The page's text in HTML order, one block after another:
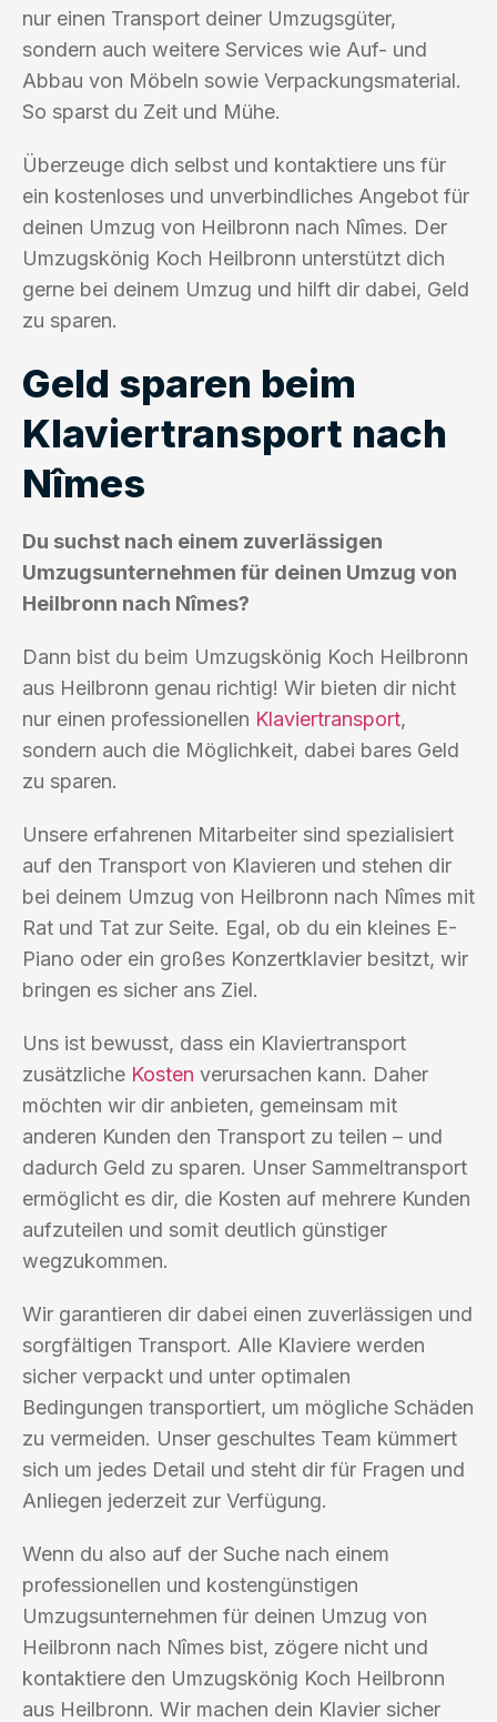
nur einen Transport deiner Umzugsgüter,
sondern auch weitere Services wie Auf- und
Abbau von Möbeln sowie Verpackungsmaterial.
So sparst du Zeit und Mühe.
Überzeuge dich selbst und kontaktiere uns für
ein kostenloses und unverbindliches Angebot für
deinen Umzug von Heilbronn nach Nîmes. Der
Umzugskönig Koch Heilbronn unterstützt dich
gerne bei deinem Umzug und hilft dir dabei, Geld
zu sparen.
Geld sparen beim
Klaviertransport nach
Nîmes
Du suchst nach einem zuverlässigen
Umzugsunternehmen für deinen Umzug von
Heilbronn nach Nîmes?
Dann bist du beim Umzugskönig Koch Heilbronn
aus Heilbronn genau richtig! Wir bieten dir nicht
nur einen professionellen Klaviertransport,
sondern auch die Möglichkeit, dabei bares Geld
zu sparen.
Unsere erfahrenen Mitarbeiter sind spezialisiert
auf den Transport von Klavieren und stehen dir
bei deinem Umzug von Heilbronn nach Nîmes mit
Rat und Tat zur Seite. Egal, ob du ein kleines E-
Piano oder ein großes Konzertklavier besitzt, wir
bringen es sicher ans Ziel.
Uns ist bewusst, dass ein Klaviertransport
zusätzliche Kosten verursachen kann. Daher
möchten wir dir anbieten, gemeinsam mit
anderen Kunden den Transport zu teilen – und
dadurch Geld zu sparen. Unser Sammeltransport
ermöglicht es dir, die Kosten auf mehrere Kunden
aufzuteilen und somit deutlich günstiger
wegzukommen.
Wir garantieren dir dabei einen zuverlässigen und
sorgfältigen Transport. Alle Klaviere werden
sicher verpackt und unter optimalen
Bedingungen transportiert, um mögliche Schäden
zu vermeiden. Unser geschultes Team kümmert
sich um jedes Detail und steht dir für Fragen und
Anliegen jederzeit zur Verfügung.
Wenn du also auf der Suche nach einem
professionellen und kostengünstigen
Umzugsunternehmen für deinen Umzug von
Heilbronn nach Nîmes bist, zögere nicht und
kontaktiere den Umzugskönig Koch Heilbronn
aus Heilbronn. Wir machen dein Klavier sicher